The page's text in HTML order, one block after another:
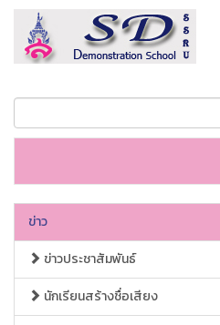
ข่าว
ข่าวประชาสัมพันธ์
นักเรียนสร้างชื่อเสียง